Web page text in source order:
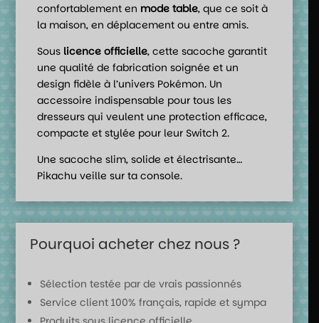
confortablement en mode table, que ce soit à
la maison, en déplacement ou entre amis.
Sous licence officielle, cette sacoche garantit
une qualité de fabrication soignée et un
design fidèle à l’univers Pokémon. Un
accessoire indispensable pour tous les
dresseurs qui veulent une protection efficace,
compacte et stylée pour leur Switch 2.
Une sacoche slim, solide et électrisante…
Pikachu veille sur ta console.
Pourquoi acheter chez nous ?
Sélection testée par de vrais passionnés
Service client 100% français, rapide et sympa